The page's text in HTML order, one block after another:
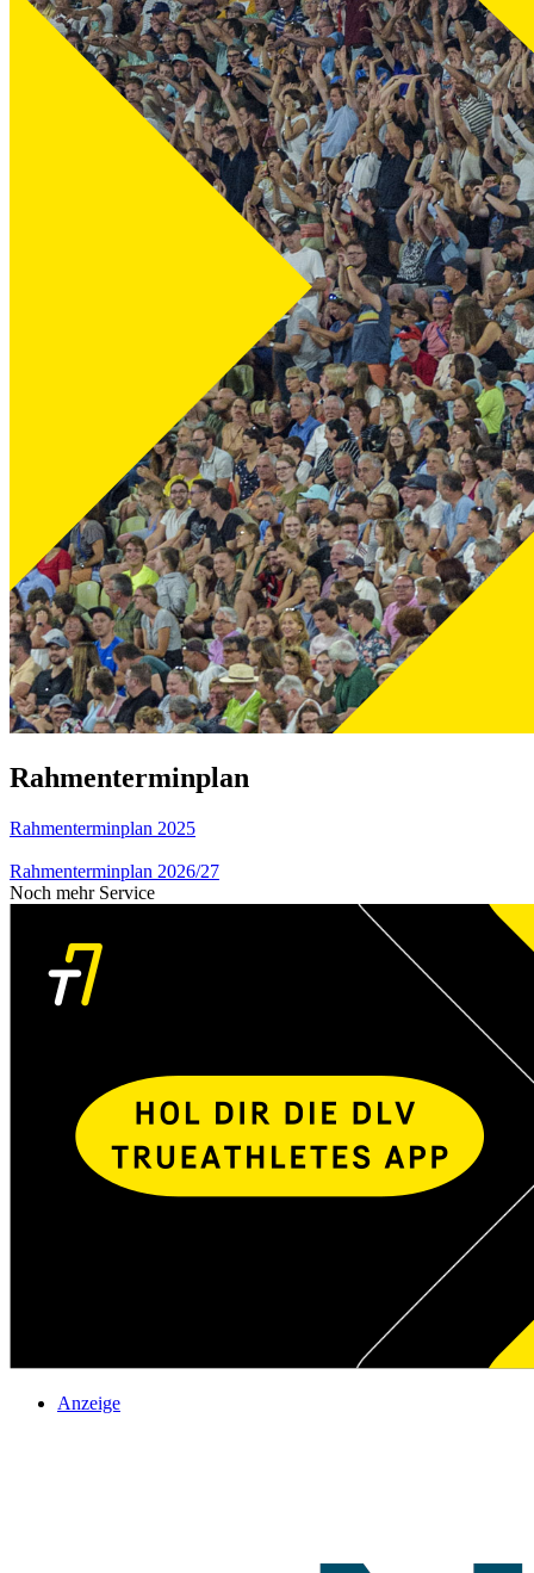
Rahmenterminplan
Rahmenterminplan 2025
Rahmenterminplan 2026/27
Noch mehr Service
Anzeige